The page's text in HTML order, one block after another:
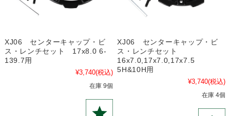
XJ06 センターキャップ・ビ
ス・レンチセット 17x8.0 6-
139.7用
¥3,740(税込)
在庫 9個
XJ06 センターキャップ・ビ
ス・レンチセット
16x7.0,17x7.0,17x7.5
5H&10H用
¥3,740(税込)
在庫 4個